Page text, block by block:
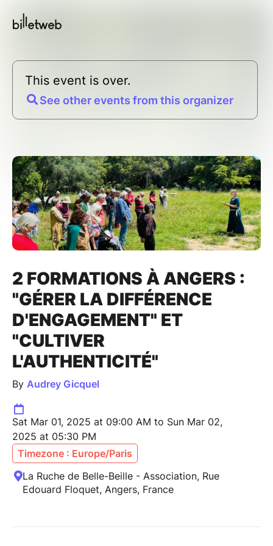
This event is over.
See other events from this organizer
2 FORMATIONS À ANGERS :
"GÉRER LA DIFFÉRENCE
D'ENGAGEMENT" ET
"CULTIVER
L'AUTHENTICITÉ"
By Audrey Gicquel
Sat Mar 01, 2025 at 09:00 AM to Sun Mar 02,
2025 at 05:30 PM
Timezone : Europe/Paris
La Ruche de Belle-Beille - Association, Rue
Edouard Floquet, Angers, France